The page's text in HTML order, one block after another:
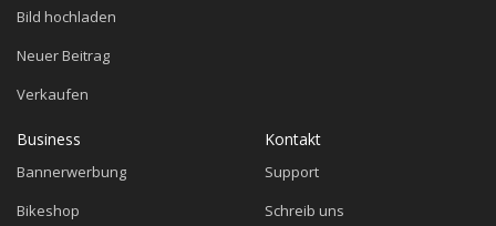
Bild hochladen
Neuer Beitrag
Verkaufen
Business
Bannerwerbung
Bikeshop
Kontakt
Support
Schreib uns